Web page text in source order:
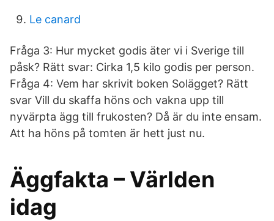
Le canard
Fråga 3: Hur mycket godis äter vi i Sverige till
påsk? Rätt svar: Cirka 1,5 kilo godis per person.
Fråga 4: Vem har skrivit boken Solägget? Rätt
svar Vill du skaffa höns och vakna upp till
nyvärpta ägg till frukosten? Då är du inte ensam.
Att ha höns på tomten är hett just nu.
Äggfakta – Världen
idag